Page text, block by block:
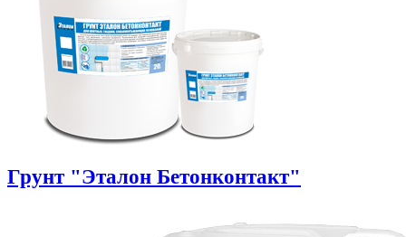
Грунт "Эталон Бетонконтакт"